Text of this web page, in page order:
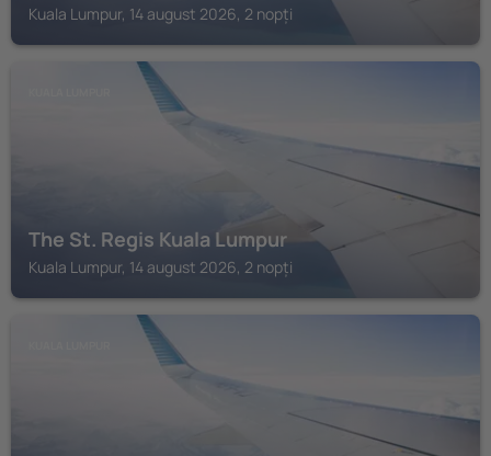
Kuala Lumpur, 14 august 2026, 2 nopți
The St. Regis Kuala Lumpur
Kuala Lumpur, 14 august 2026, 2 nopți